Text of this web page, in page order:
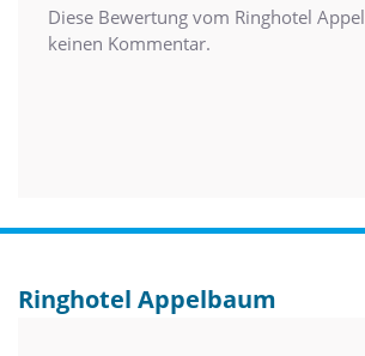
Diese Bewertung vom Ringhotel
keinen Kommentar.
Ringhotel Appelbaum